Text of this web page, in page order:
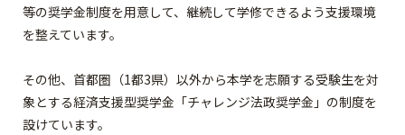
等の奨学金制度を用意して、継続して学修できるよう支援環境
を整えています。
その他、首都圏（1都3県）以外から本学を志願する受験生を対
象とする経済支援型奨学金「チャレンジ法政奨学金」の制度を
設けています。